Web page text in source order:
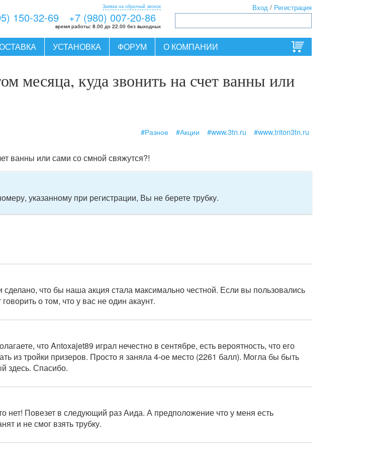
150-32-69 +7 (980) 007-20-86
Заявка на обратный звонок
время работы: 8.00 до 22.00 без выходных
Вход / Регистрация
УСТАНОВКА ФОРУМ О КОМПАНИИ
месяца, куда звонить на счет ванны или
#Разное
#Акции #www.3tn.ru #www.triton3tn.ru
ванны или сами со смной свяжутся?!
указанному при регистрации, Вы не берете трубку.
что бы наша акция стала максимально честной. Если вы пользовались
о том, что у вас не один акаунт.
чтоAntoxajet89 играл нечестно в сентябре, есть вероятность, что его
из тройки призеров. Просто я заняла 4-ое место (2261 балл). Могла бы быть
здесь. Спасибо.
нет! Повезет в следующий раз Аида. А предположение что у меня есть
и не смог взять трубку.